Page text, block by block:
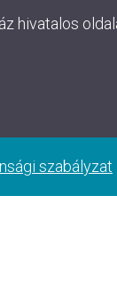
hivatalos
szabályzat